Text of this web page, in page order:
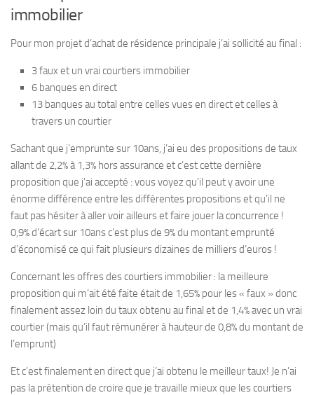
immobilier
Pour mon projet d’achat de résidence principale j’ai sollicité au final :
3 faux et un vrai courtiers immobilier
6 banques en direct
13 banques au total entre celles vues en direct et celles à
travers un courtier
Sachant que j’emprunte sur 10ans, j’ai eu des propositions de taux
allant de 2,2% à 1,3% hors assurance et c’est cette dernière
proposition que j’ai accepté : vous voyez qu’il peut y avoir une
énorme différence entre les différentes propositions et qu’il ne
faut pas hésiter à aller voir ailleurs et faire jouer la concurrence !
0,9% d’écart sur 10ans c’est plus de 9% du montant emprunté
d’économisé ce qui fait plusieurs dizaines de milliers d’euros !
Concernant les offres des courtiers immobilier : la meilleure
proposition qui m’ait été faite était de 1,65% pour les « faux » donc
finalement assez loin du taux obtenu au final et de 1,4% avec un vrai
courtier (mais qu’il faut rémunérer à hauteur de 0,8% du montant de
l’emprunt)
Et c’est finalement en direct que j’ai obtenu le meilleur taux! Je n’ai
pas la prétention de croire que je travaille mieux que les courtiers